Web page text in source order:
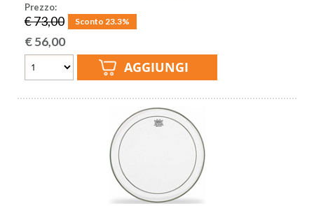
Prezzo:
€ 73,00 Sconto 23.3%
€56,00